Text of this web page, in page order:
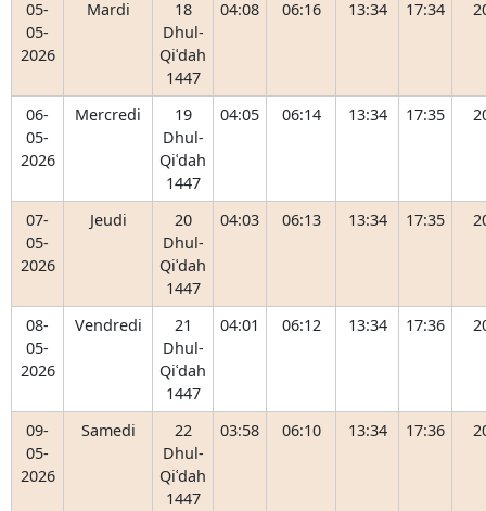
05-
05-
2026
Mardi
18
Dhul-
Qiʿdah
1447
04:08 06:16 13:34 17:34
06-
05-
2026
Mercredi
19
Dhul-
Qiʿdah
1447
04:05 06:14 13:34 17:35
07-
05-
2026
Jeudi
20
Dhul-
Qiʿdah
1447
04:03 06:13 13:34 17:35
08-
05-
2026
Vendredi
21
Dhul-
Qiʿdah
1447
04:01 06:12 13:34 17:36
09-
05-
2026
Samedi
22
Dhul-
Qiʿdah
1447
03:58 06:10 13:34 17:36